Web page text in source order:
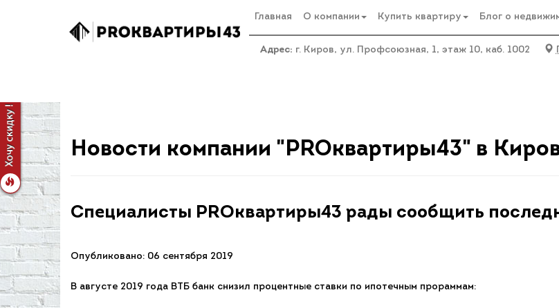
Главная О компании Купить квартиру Блог о
Адрес: г. Киров, ул. Профсоюзная, 1, этаж 10, каб. 1002
Новости компании "PROквартиры43" в
Специалисты PROквартиры43 рады сообщить
Опубликовано: 06 сентября 2019
В августе 2019 года ВТБ банк снизил процентные ставки по ипотечным прораммам: